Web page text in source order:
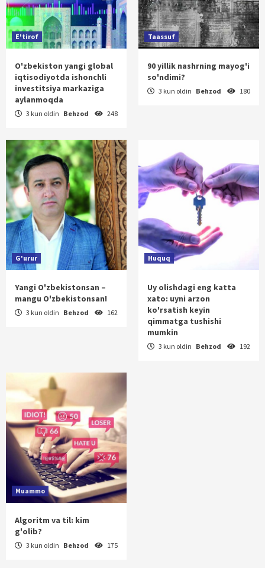
E'tirof
O'zbekiston yangi global
iqtisodiyotda ishonchli
investitsiya markaziga
aylanmoqda
3 kun oldin Behzod 248
Taassuf
90 yillik nashrning mayog'i
so'ndimi?
3 kun oldin Behzod 180
G'urur
Yangi O'zbekistonsan –
mangu O'zbekistonsan!
3 kun oldin Behzod 162
Huquq
Uy olishdagi eng katta
xato: uyni arzon
ko'rsatish keyin
qimmatga tushishi
mumkin
3 kun oldin Behzod 192
Muammo
Algoritm va til: kim
g'olib?
3 kun oldin Behzod 175